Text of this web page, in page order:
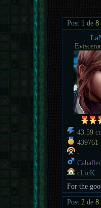
Post 1 de8
43.59
439761
-
cLicK
For the
Post 2 de8